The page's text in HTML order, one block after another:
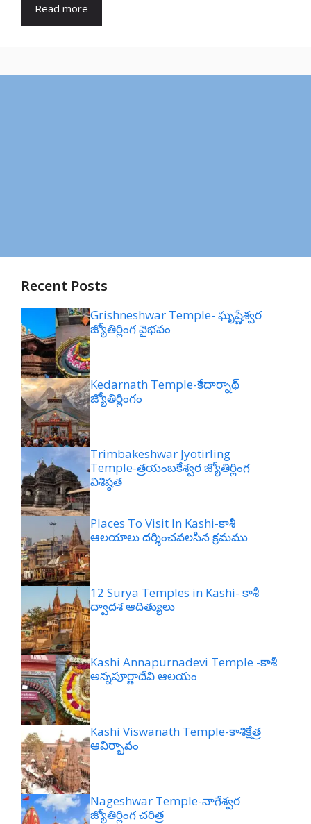
Read more
Recent Posts
Grishneshwar Temple- ఘృష్ణేశ్వర
జ్యోతిర్లింగ వైభవం
Kedarnath Temple-కేదార్నాథ్
జ్యోతిర్లింగం
Trimbakeshwar Jyotirling
Temple-త్రయంబకేశ్వర జ్యోతిర్లింగ
విశిష్ఠత
Places To Visit In Kashi-కాశీ
ఆలయాలు దర్శించవలసిన క్రమము
12 Surya Temples in Kashi- కాశీ
ద్వాదశ ఆదిత్యులు
Kashi Annapurnadevi Temple -కాశీ
అన్నపూర్ణాదేవి ఆలయం
Kashi Viswanath Temple-కాశిక్షేత్ర
ఆవిర్భావం
Nageshwar Temple-నాగేశ్వర
జ్యోతిర్లింగ చరిత్ర